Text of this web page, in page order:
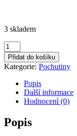
3 skladem
Zelené
olivy
bez
pecky
142g
množství
Přidat do košíku
Kategorie: Pochutiny
Popis
Další informace
Hodnocení (0)
Popis